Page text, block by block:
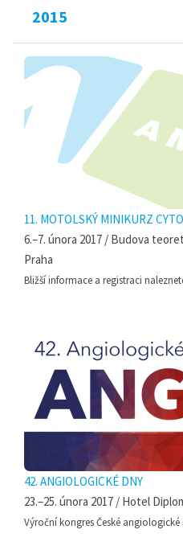
2015
11. MOTOLSKÝ MINIKURZ
6.–7. února 2017 / Budova
Praha
Bližší informace a registraci
42. ANGIOLOGICKÉ DNY
23.–25. února 2017 / Hotel
Výroční kongres České